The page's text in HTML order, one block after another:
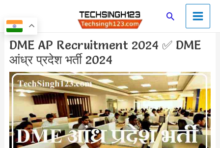
to
content
SearchMain
Menu
DME AP Recruitment 2024 ✅ DME
आंध्र प्रदेश भर्ती 2024
Post
navigation